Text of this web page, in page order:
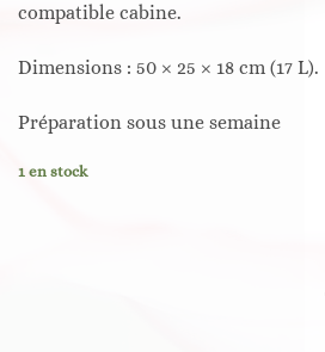
compatible cabine.
Dimensions : 50 × 25 × 18 cm (17 L).
Préparation sous une semaine
1 en stock